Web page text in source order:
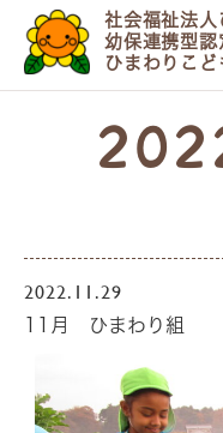
社会福祉法人
幼保連携型認
ひまわりこど
2022.11.29
11月 ひまわり組